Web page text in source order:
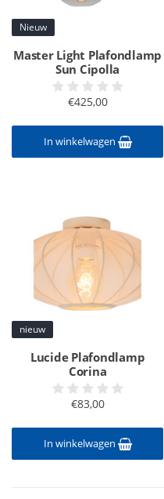
Nieuw
Master Light Plafondlamp
Sun Cipolla
€425,00
In winkelwagen
nieuw
Lucide Plafondlamp
Corina
€83,00
In winkelwagen